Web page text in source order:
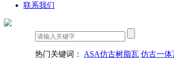
联系我们
热门关键词： ASA仿古树脂瓦 仿古一体